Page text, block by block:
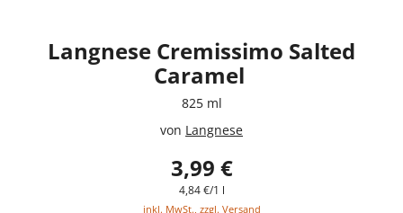
Langnese Cremissimo Salted
Caramel
825 ml
von Langnese
3,99 €
4,84 €/1 l
inkl. MwSt., zzgl. Versand